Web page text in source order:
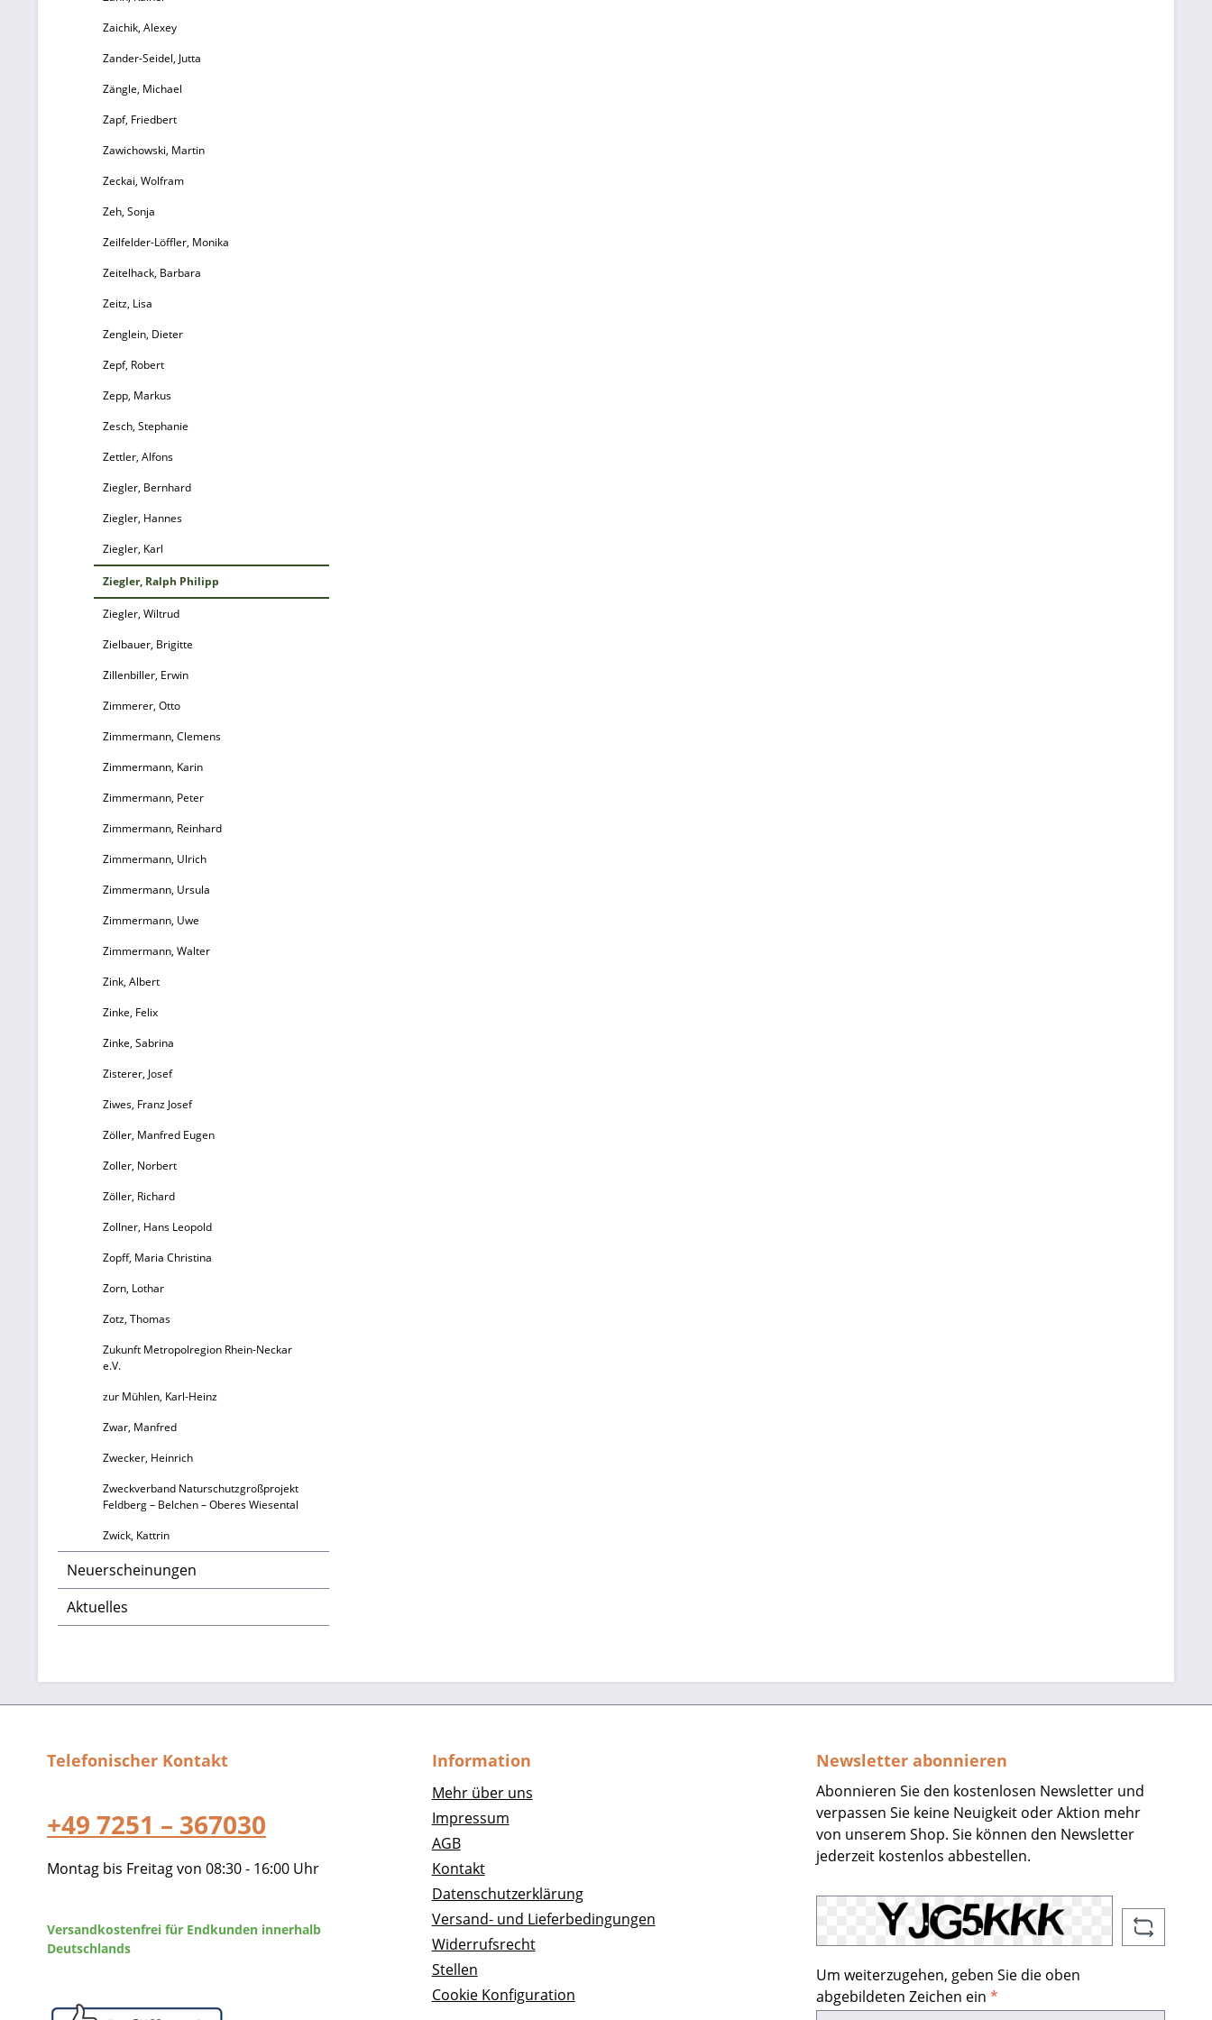
Zaichik, Alexey
Zander-Seidel, Jutta
Zängle, Michael
Zapf, Friedbert
Zawichowski, Martin
Zeckai, Wolfram
Zeh, Sonja
Zeilfelder-Löffler, Monika
Zeitelhack, Barbara
Zeitz, Lisa
Zenglein, Dieter
Zepf, Robert
Zepp, Markus
Zesch, Stephanie
Zettler, Alfons
Ziegler, Bernhard
Ziegler, Hannes
Ziegler, Karl
Ziegler, Ralph Philipp
Ziegler, Wiltrud
Zielbauer, Brigitte
Zillenbiller, Erwin
Zimmerer, Otto
Zimmermann, Clemens
Zimmermann, Karin
Zimmermann, Peter
Zimmermann, Reinhard
Zimmermann, Ulrich
Zimmermann, Ursula
Zimmermann, Uwe
Zimmermann, Walter
Zink, Albert
Zinke, Felix
Zinke, Sabrina
Zisterer, Josef
Ziwes, Franz Josef
Zöller, Manfred Eugen
Zoller, Norbert
Zöller, Richard
Zollner, Hans Leopold
Zopff, Maria Christina
Zorn, Lothar
Zotz, Thomas
Zukunft Metropolregion Rhein-Neckar
e.V.
zur Mühlen, Karl-Heinz
Zwar, Manfred
Zwecker, Heinrich
Zweckverband Naturschutzgroßprojekt
Feldberg – Belchen – Oberes Wiesental
Zwick, Kattrin
Neuerscheinungen
Aktuelles
Telefonischer Kontakt
+49 7251 – 367030
Montag bis Freitag von 08:30 - 16:00 Uhr
Versandkostenfrei für Endkunden innerhalb
Deutschlands
Information
Mehr über uns
Impressum
AGB
Kontakt
Datenschutzerklärung
Versand- und Lieferbedingungen
Widerrufsrecht
Stellen
Cookie Konfiguration
Newsletter abonnieren
Abonnieren Sie den kostenlosen Newsletter und
verpassen Sie keine Neuigkeit oder Aktion mehr
von unserem Shop. Sie können den Newsletter
jederzeit kostenlos abbestellen.
Um weiterzugehen, geben Sie die oben
abgebildeten Zeichen ein*